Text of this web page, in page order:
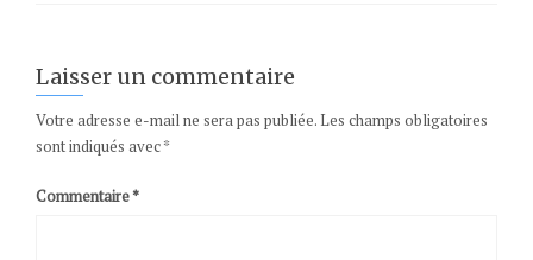
Laisser un commentaire
Votre adresse e-mail ne sera pas publiée. Les champs obligatoires
sont indiqués avec*
Commentaire*